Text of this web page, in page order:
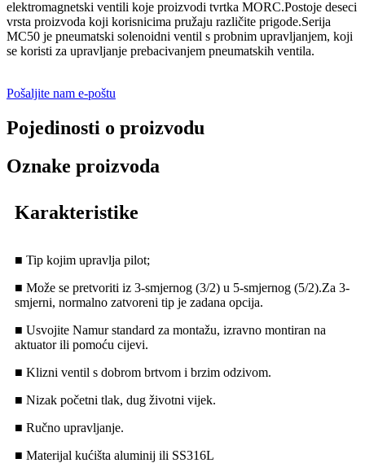
elektromagnetski ventili koje proizvodi tvrtka MORC.Postoje deseci
vrsta proizvoda koji korisnicima pružaju različite prigode.Serija
MC50 je pneumatski solenoidni ventil s probnim upravljanjem, koji
se koristi za upravljanje prebacivanjem pneumatskih ventila.
Pošaljite nam e-poštu
Pojedinosti o proizvodu
Oznake proizvoda
Karakteristike
■ Tip kojim upravlja pilot;
■ Može se pretvoriti iz 3-smjernog (3/2) u 5-smjernog (5/2).Za 3-
smjerni, normalno zatvoreni tip je zadana opcija.
■ Usvojite Namur standard za montažu, izravno montiran na
aktuator ili pomoću cijevi.
■ Klizni ventil s dobrom brtvom i brzim odzivom.
■ Nizak početni tlak, dug životni vijek.
■ Ručno upravljanje.
■ Materijal kućišta aluminij ili SS316L